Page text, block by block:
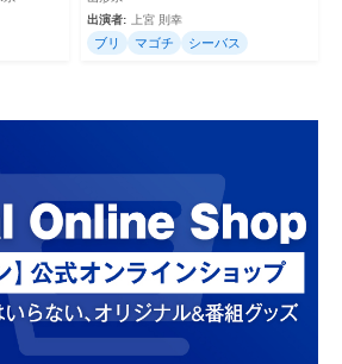
出演者:
上宮 則幸
ブリ マゴチ シーバス